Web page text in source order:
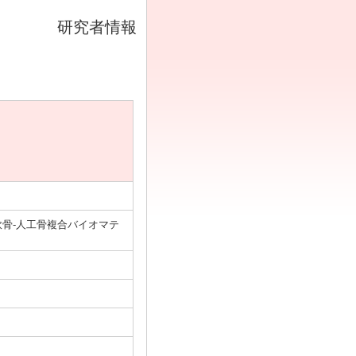
研究者情報
-人工骨複合バイオマテ